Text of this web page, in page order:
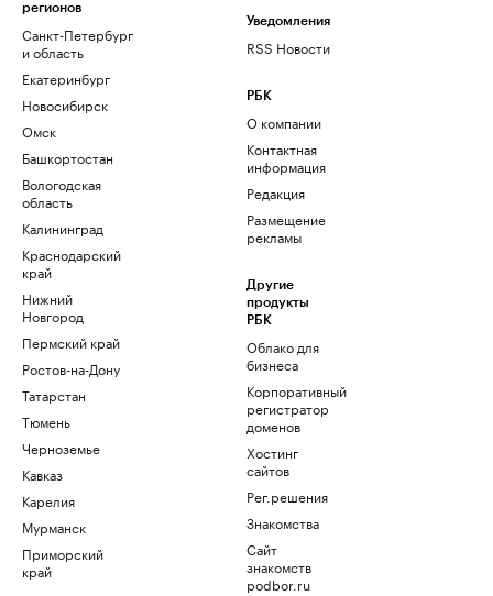
регионов
Санкт-Петербург
и область
Екатеринбург
Новосибирск
Омск
Башкортостан
Вологодская
область
Калининград
Краснодарский
край
Нижний
Новгород
Пермский край
Ростов-на-Дону
Татарстан
Тюмень
Черноземье
Кавказ
Карелия
Мурманск
Приморский
край
Уведомления
RSS Новости
РБК
О компании
Контактная
информация
Редакция
Размещение
рекламы
Другие
продукты
РБК
Облако для
бизнеса
Корпоративный
регистратор
доменов
Хостинг
сайтов
Рег.решения
Знакомства
Сайт
знакомств
podbor.ru